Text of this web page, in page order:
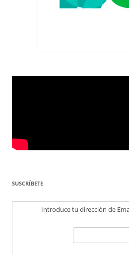
SUSCRÍBETE
Introduce tu dirección de